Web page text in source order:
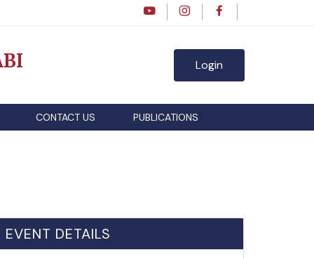
Login
CONTACT US PUBLICATIONS
EVENT DETAILS